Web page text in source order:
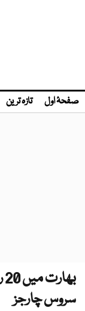
صفحۂ اول تازہ ترین
سروس چارجز